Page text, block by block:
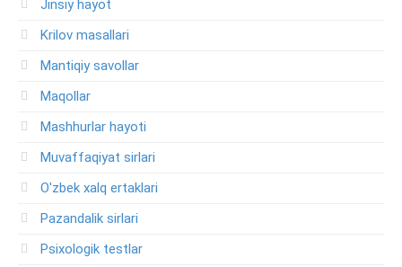
Jinsiy hayot
Krilov masallari
Mantiqiy savollar
Maqollar
Mashhurlar hayoti
Muvaffaqiyat sirlari
O'zbek xalq ertaklari
Pazandalik sirlari
Psixologik testlar